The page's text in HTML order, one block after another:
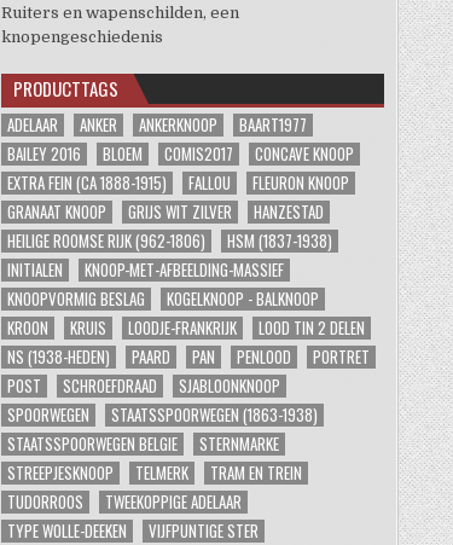
Ruiters en wapenschilden, een
knopengeschiedenis
PRODUCTTAGS
ADELAAR ANKER ANKERKNOOP
BAART1977
BAILEY 2016
BLOEM COMIS2017
CONCAVE KNOOP
EXTRA FEIN (CA 1888-1915)
FALLOU
FLEURON KNOOP
GRANAAT KNOOP
GRIJS WIT ZILVER
HANZESTAD
HEILIGE ROOMSE RIJK (962-1806)
HSM (1837-1938)
INITIALEN
KNOOP-MET-AFBEELDING-MASSIEF
KNOOPVORMIG BESLAG
KOGELKNOOP - BALKNOOP
KROON
KRUIS LOODJE-FRANKRIJK
LOOD TIN 2 DELEN
NS (1938-HEDEN)
PAARD PAN PENLOOD
PORTRET
POST
SCHROEFDRAAD
SJABLOONKNOOP
SPOORWEGEN
STAATSSPOORWEGEN (1863-1938)
STAATSSPOORWEGEN BELGIE
STERNMARKE
STREEPJESKNOOP
TELMERK
TRAM EN TREIN
TUDORROOS
TWEEKOPPIGE ADELAAR
TYPE WOLLE-DEEKEN
VIJFPUNTIGE STER